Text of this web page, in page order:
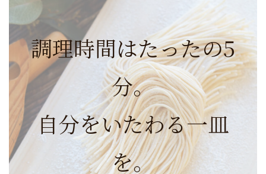
調理時間はたったの5
分。
自分をいたわる一皿
を。